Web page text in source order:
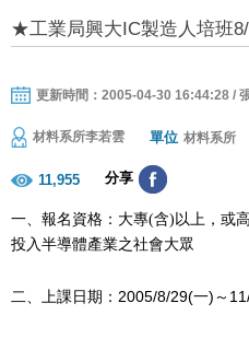
★工業局興大IC製造人培班
更新時間：2005-04-30 16:44:28 /
材料系所李若雲 單位 材料系所
11,955 分享
一、報名資格：大專(含)以上，或
投入半導體產業之社會大眾
二、上課日期： 2005/8/29(一) ～